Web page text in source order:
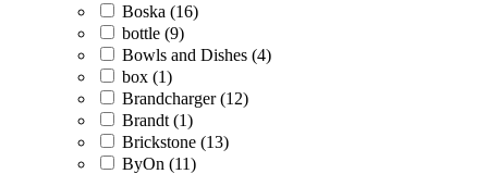
Boska (16)
bottle (9)
Bowls and Dishes (4)
box (1)
Brandcharger (12)
Brandt (1)
Brickstone (13)
ByOn (11)